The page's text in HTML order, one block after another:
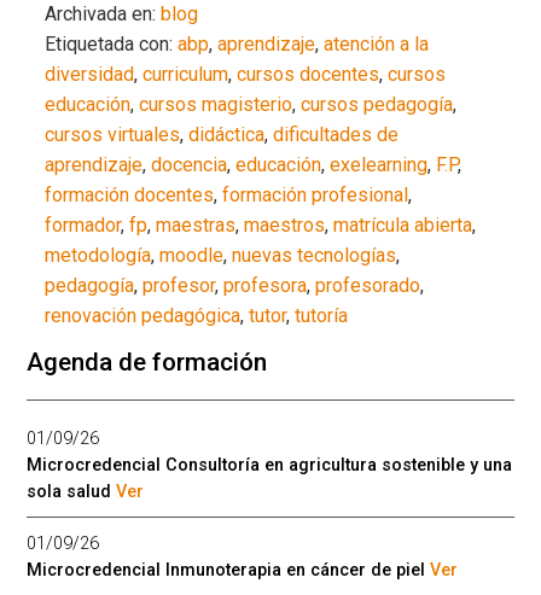
Archivada en: blog
Etiquetada con:abp,aprendizaje,atención a la
diversidad,curriculum,cursos docentes,cursos
educación,cursos magisterio,cursos pedagogía,
cursos virtuales,didáctica,dificultades de
aprendizaje,docencia,educación,exelearning, F.P,
formación docentes,formación profesional,
formador,fp,maestras,maestros,matrícula abierta,
metodología,moodle,nuevas tecnologías,
pedagogía,profesor,profesora,profesorado,
renovación pedagógica,tutor,tutoría
Agenda de formación
01/09/26
Microcredencial Consultoría en agricultura sostenible y una
sola saludVer
01/09/26
Microcredencial Inmunoterapia en cáncer de pielVer